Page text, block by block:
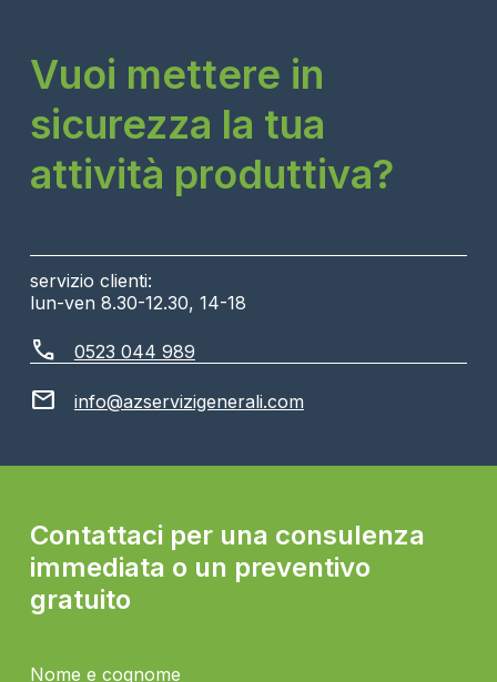
Vuoi mettere in
sicurezza la tua
attività produttiva?
servizio clienti:
lun-ven 8.30-12.30, 14-18
call 0523 044 989
mail info@azservizigenerali.com
Contattaci per una consulenza
immediata o un preventivo
gratuito
Nome e cognome